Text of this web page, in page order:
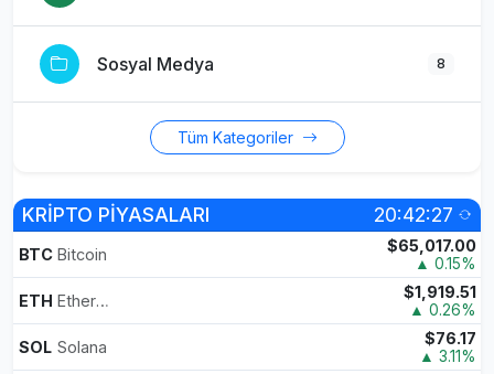
Sosyal Medya 8
Tüm Kategoriler
KRİPTO PİYASALARI 20:42:27
BTC Bitcoin $65,017.00
▲ 0.15%
ETH Ethereum $1,919.51
▲ 0.26%
SOL Solana $76.17
▲ 3.11%